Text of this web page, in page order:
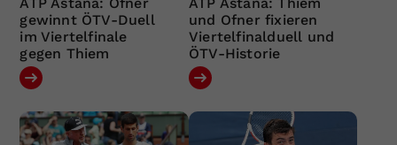
gewinnt ÖTV-Duell
im Viertelfinale
gegen Thiem
und Ofner fixieren
Viertelfinalduell und
ÖTV-Historie